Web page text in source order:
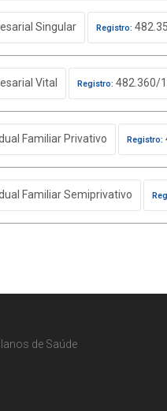
Singular Registro:
Vital Registro: 482.360/
Familiar Privativo Registro:
Familiar Semiprivativo